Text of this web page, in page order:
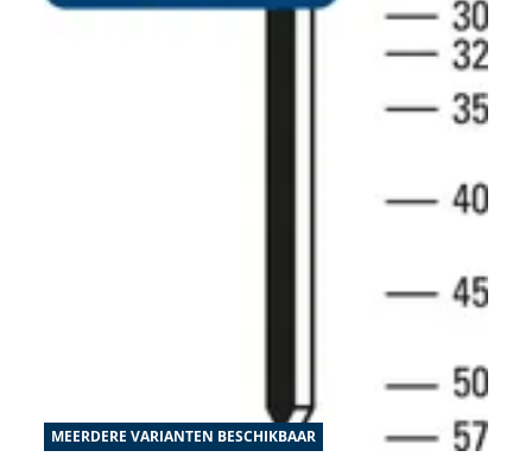
MEERDERE VARIANTEN BESCHIKBAAR